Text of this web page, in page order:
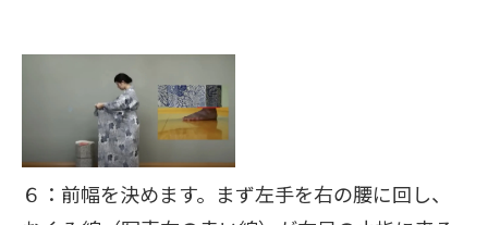
６：前幅を決めます。まず左手を右の腰に回し、